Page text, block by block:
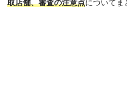
取店舗、審査の注意点についてま